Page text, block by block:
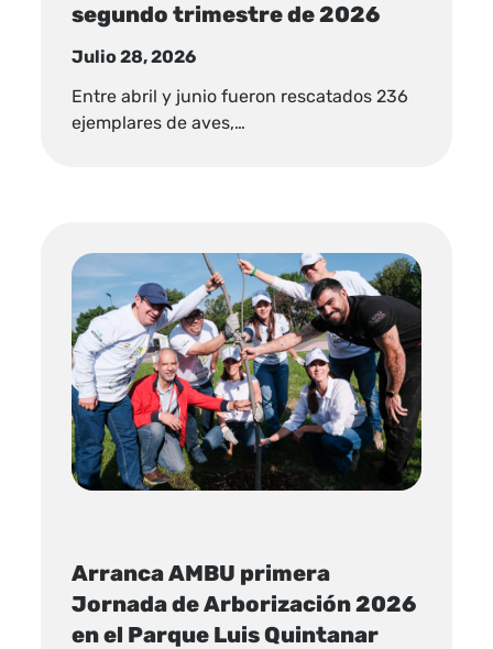
segundo trimestre de 2026
Julio 28, 2026
Entre abril y junio fueron rescatados 236
ejemplares de aves,…
Arranca AMBU primera
Jornada de Arborización 2026
en el Parque Luis Quintanar